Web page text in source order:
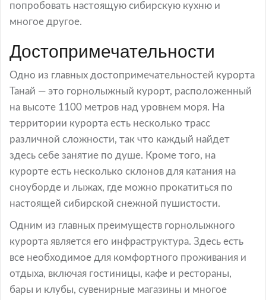
попробовать настоящую сибирскую кухню и
многое другое.
Достопримечательности
Одно из главных достопримечательностей курорта
Танай — это горнолыжный курорт, расположенный
на высоте 1100 метров над уровнем моря. На
территории курорта есть несколько трасс
различной сложности, так что каждый найдет
здесь себе занятие по душе. Кроме того, на
курорте есть несколько склонов для катания на
сноуборде и лыжах, где можно прокатиться по
настоящей сибирской снежной пушистости.
Одним из главных преимуществ горнолыжного
курорта является его инфраструктура. Здесь есть
все необходимое для комфортного проживания и
отдыха, включая гостиницы, кафе и рестораны,
бары и клубы, сувенирные магазины и многое